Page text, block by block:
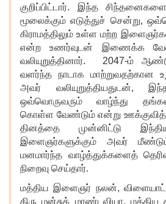
குறிப்பிட்டார். இந்த
மூலைக்கும் எடுத்துச் சென்று,
கிராமத்திலும் உள்ள மற்ற
என்ற உணர்வுடன் இணைக்க
வலியுறுத்தினார். 2047-ம்
வளர்ந்த நாடாக மாற்றுவதற்கான
அவர் வலியுறுத்தியதுடன்,
ஒவ்வொருவரும் வாழ்ந்து
கொள்ள வேண்டும் என்று
தினத்தை முன்னிட்டு
இளைஞர்களுக்கும் அவர்
மனமார்ந்த வாழ்த்துக்களைத்
நிறைவு செய்தார்.
மத்திய இளைஞர் நலன்,
திரு மன்சுக் மாண்டவியா, மத்திய